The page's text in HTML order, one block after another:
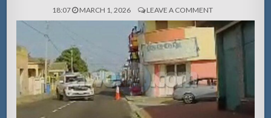
18:07 MARCH 1, 2026 LEAVE A COMMENT